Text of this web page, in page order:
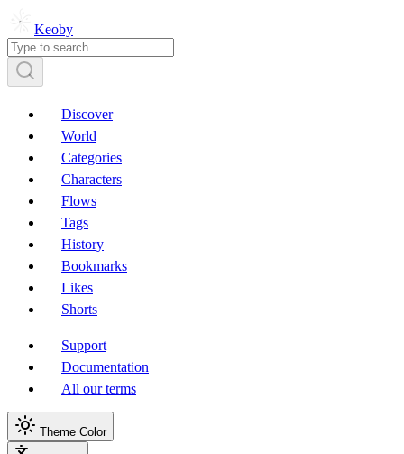
Keoby
Discover
World
Categories
Characters
Flows
Tags
History
Bookmarks
Likes
Shorts
Support
Documentation
All our terms
Theme Color